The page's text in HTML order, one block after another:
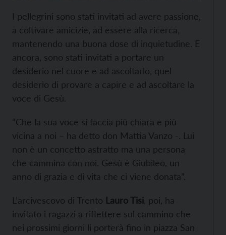
I pellegrini sono stati invitati ad avere passione,
a coltivare amicizie, ad essere alla ricerca,
mantenendo una buona dose di inquietudine. E
ancora, sono stati invitati a portare un
desiderio nel cuore e ad ascoltarlo, quel
desiderio di provare a capire e ad ascoltare la
voce di Gesù.
“Che la sua voce si faccia più chiara e più
vicina a noi – ha detto don Mattia Vanzo -. Lui
non è un concetto astratto ma una persona
che cammina con noi. Gesù è Giubileo, un
anno di grazia e di vita che ci viene donata”.
L’arcivescovo di Trento Lauro Tisi , poi, ha
invitato i ragazzi a riflettere sul cammino che
nei prossimi giorni li porterà fino in piazza San